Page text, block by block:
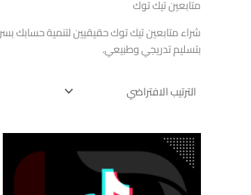
متابعين تيك توك
بتسليم تدريجي وطبيعي.